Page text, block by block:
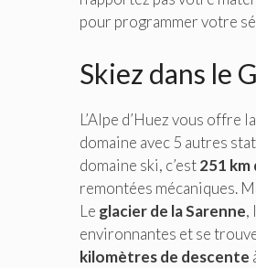
pour programmer votre
Skiez dans le
L’Alpe d’Huez vous offre
domaine avec 5 autres
domaine ski, c’est251 km
remontées mécaniques.
Le glacier de la Sarenne,
environnantes et se
kilomètres de descente